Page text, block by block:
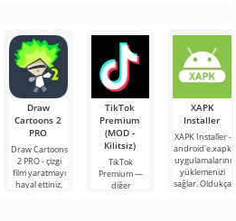
oyunu,
oyunculara
dünyanın dört
bir
unsurlarını
kullanarak
bir iş
bileşeninin
Draw
Cartoons 2
PRO
Draw Cartoons
2 PRO - çizgi
film yaratmayı
hayal ettiniz,
TikTok
Premium
(MOD -
Kilitsiz)
TikTok
Premium —
diğer
XAPK
Installer
XAPK Installer -
android'e.xapk
uygulamalarını
yüklemenizi
sağlar. Oldukça